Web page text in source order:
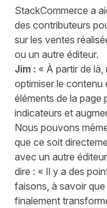
StackCommerce a
des contributeurs
sur les ventes
ou un autre éditeur.
Jim : « À partir de
optimiser le contenu
éléments de la page
indicateurs et
Nous pouvons
que ce soit
avec un autre
dire : « Il y a des
faisons, à savoir
finalement